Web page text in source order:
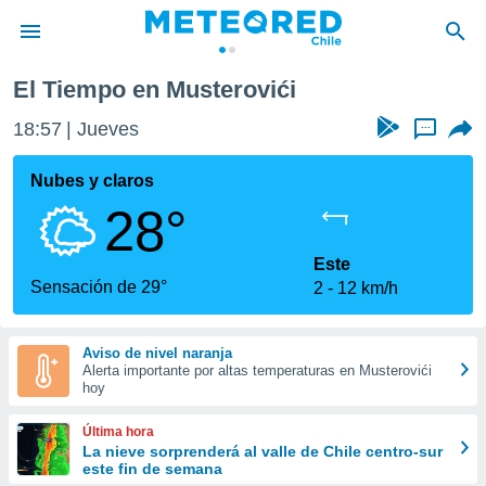
de
por
que se
calidad.
a este
las
y
forma
digital
basada
El Tiempo en Musterovići
18:57 Jueves ...
Nubes y claros
28°
Sensación de 29°
Este
2
12 km/h
Aviso de nivel naranja
Alerta importante por altas temperaturas en Musterovići
hoy
Última hora
La nieve sorprenderá al valle de Chile centro-sur
este fin de semana